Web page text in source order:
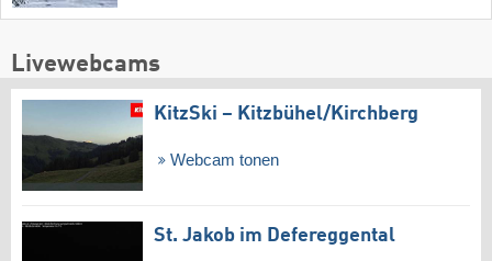
Livewebcams
KitzSki – Kitzbühel/​Kirchberg
Webcam tonen
St. Jakob im Defereggental